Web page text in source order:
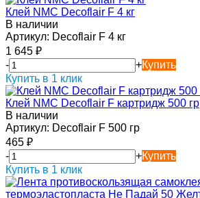
Клей NMC Decoflair F 4 кг
В наличии
Артикул: Decoflair F 4 кг
1 645 ₽
-
+Купить
Купить в 1 клик
Клей NMC Decoflair F картридж 500 гр
В наличии
Артикул: Decoflair F 500 гр
465 ₽
-
+Купить
Купить в 1 клик